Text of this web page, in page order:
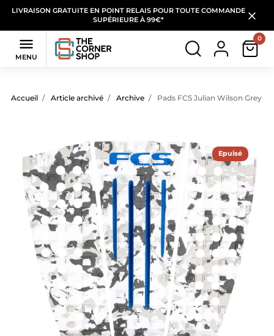
LIVRAISON GRATUITE EN POINT RELAIS POUR TOUTE COMMANDE
SUPÉRIEURE À 99€*

MENU
0
Accueil Article archivé Archive Pads FCS Julian Wilson Grey
Epuisé